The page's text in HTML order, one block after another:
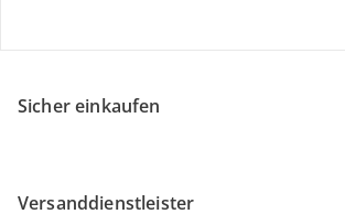
Sicher einkaufen
Versanddienstleister